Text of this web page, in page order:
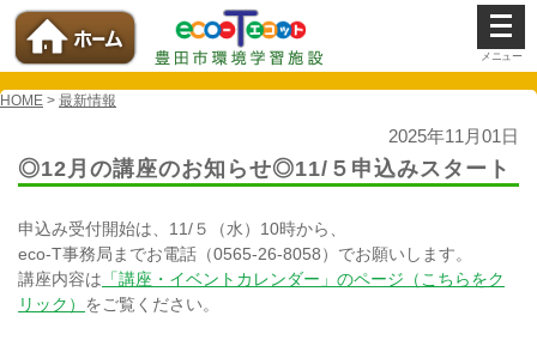
メ
ニ
ュ
く
HOME > 最新情報
2025年11月01日
◎12月の講座のお知らせ◎11/５申込みスタート
申込み受付開始は、11/５（水）10時から、
eco-T事務局までお電話（0565-26-8058）でお願いします。
講座内容は 「講座・イベントカレンダー」のページ（こちらをク
リック） をご覧ください。